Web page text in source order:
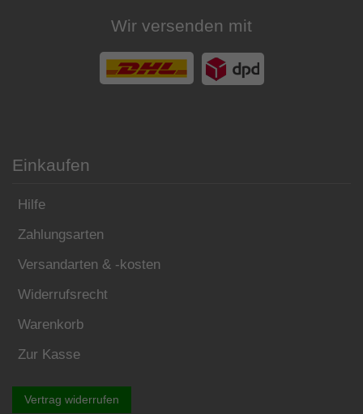
Wir versenden mit
Einkaufen
Hilfe
Zahlungsarten
Versandarten & -kosten
Widerrufsrecht
Warenkorb
Zur Kasse
Vertrag widerrufen